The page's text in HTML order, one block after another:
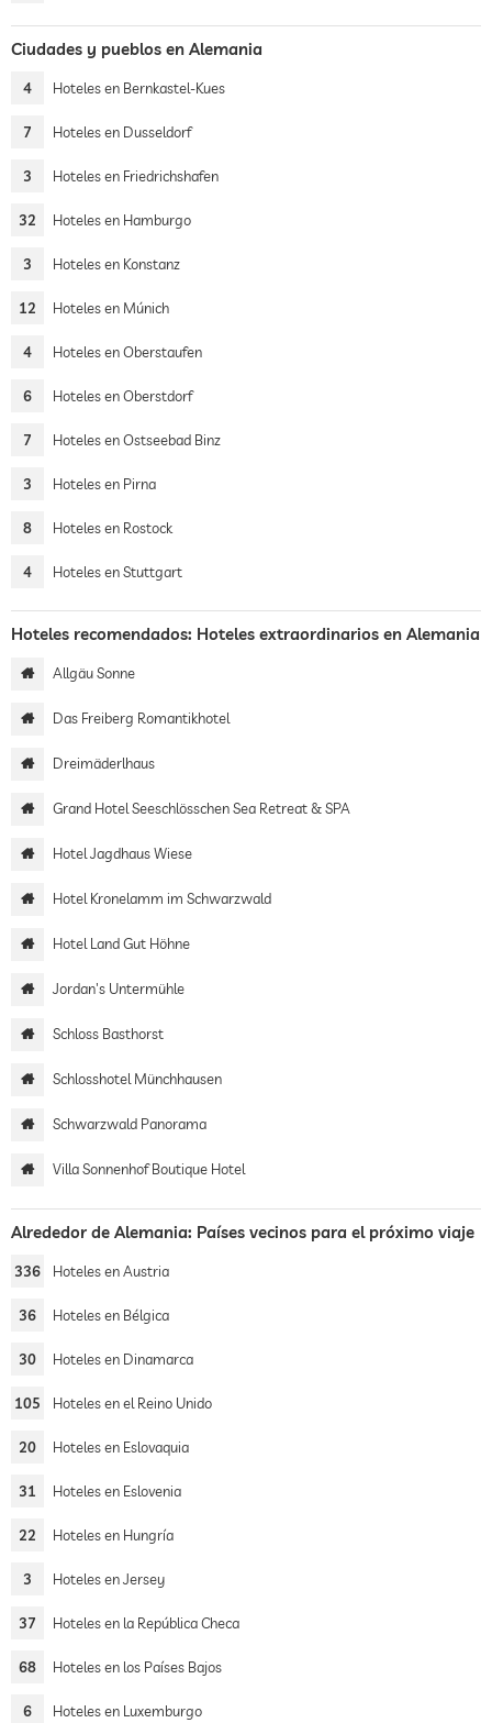
Ciudades y pueblos en Alemania
4 Hoteles en Bernkastel-Kues
7 Hoteles en Dusseldorf
3 Hoteles en Friedrichshafen
32 Hoteles en Hamburgo
3 Hoteles en Konstanz
12 Hoteles en Múnich
4 Hoteles en Oberstaufen
6 Hoteles en Oberstdorf
7 Hoteles en Ostseebad Binz
3 Hoteles en Pirna
8 Hoteles en Rostock
4 Hoteles en Stuttgart
Hoteles recomendados: Hoteles extraordinarios en Alemania
Allgäu Sonne
Das Freiberg Romantikhotel
Dreimäderlhaus
Grand Hotel Seeschlösschen Sea Retreat & SPA
Hotel Jagdhaus Wiese
Hotel Kronelamm im Schwarzwald
Hotel Land Gut Höhne
Jordan's Untermühle
Schloss Basthorst
Schlosshotel Münchhausen
Schwarzwald Panorama
Villa Sonnenhof Boutique Hotel
Alrededor de Alemania: Países vecinos para el próximo viaje
336 Hoteles en Austria
36 Hoteles en Bélgica
30 Hoteles en Dinamarca
105 Hoteles en el Reino Unido
20 Hoteles en Eslovaquia
31 Hoteles en Eslovenia
22 Hoteles en Hungría
3 Hoteles en Jersey
37 Hoteles en la República Checa
68 Hoteles en los Países Bajos
6 Hoteles en Luxemburgo